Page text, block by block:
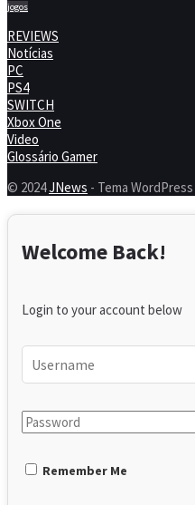
jogos
REVIEWS
Notícias
PC
PS4
SWITCH
Xbox One
Video
Glossário Gamer
© 2024JNews - Tema WordPress
Welcome Back!
Login to your account below
Remember Me